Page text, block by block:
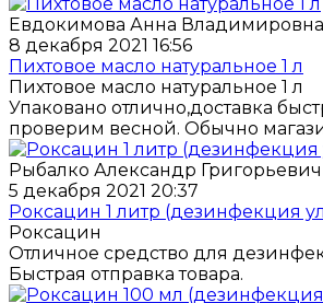
Евдокимова Анна Владимировна
8 декабря 2021 16:56
Пихтовое масло натуральное 1 л
Пихтовое масло натуральное 1 л
Упаковано отлично,доставка
проверим весной. Обычно
Рыбалко Александр Григорьевич
5 декабря 2021 20:37
Роксацин 1 литр (дезинфекция
Роксацин
Отличное средство для
Быстрая отправка товара.